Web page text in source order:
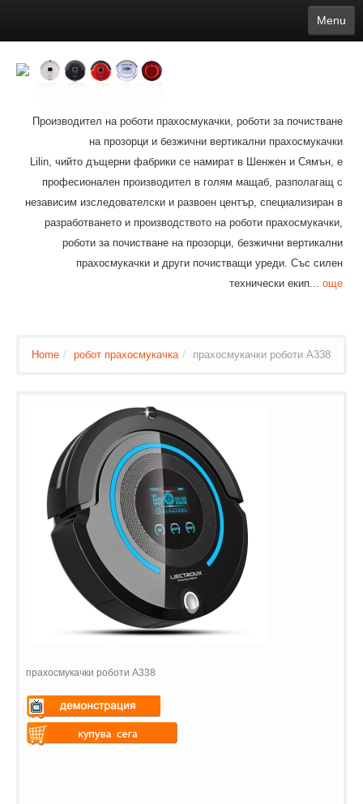
Menu
Deutsch
Português 日本語
Suomi
Hrvatski Română Mongolian bāṅlā Norsk
Türkçe
india Tiếng Việt íslenska Estonia
Bulgarian
Ukrainian Slovenčina
Производител на роботи прахосмукачки, роботи за почистване
на прозорци и безжични вертикални прахосмукачки
Lilin, чийто дъщерни фабрики се намират в Шенжен и Сямън, е
професионален производител в голям мащаб, разполагащ с
независим изследователски и развоен център, специализиран в
разработването и производството на роботи прахосмукачки,
роботи за почистване на прозорци, безжични вертикални
прахосмукачки и други почистващи уреди. Със силен
технически екип... още
Home / робот прахосмукачка / прахосмукачки роботи A338
прахосмукачки роботи A338
Warning
$vii_demo_video_text in